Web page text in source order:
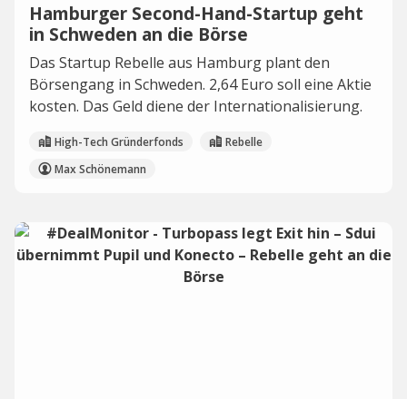
Hamburger Second-Hand-Startup geht
in Schweden an die Börse
Das Startup Rebelle aus Hamburg plant den
Börsengang in Schweden. 2,64 Euro soll eine Aktie
kosten. Das Geld diene der Internationalisierung.
High-Tech Gründerfonds
Rebelle
Max Schönemann